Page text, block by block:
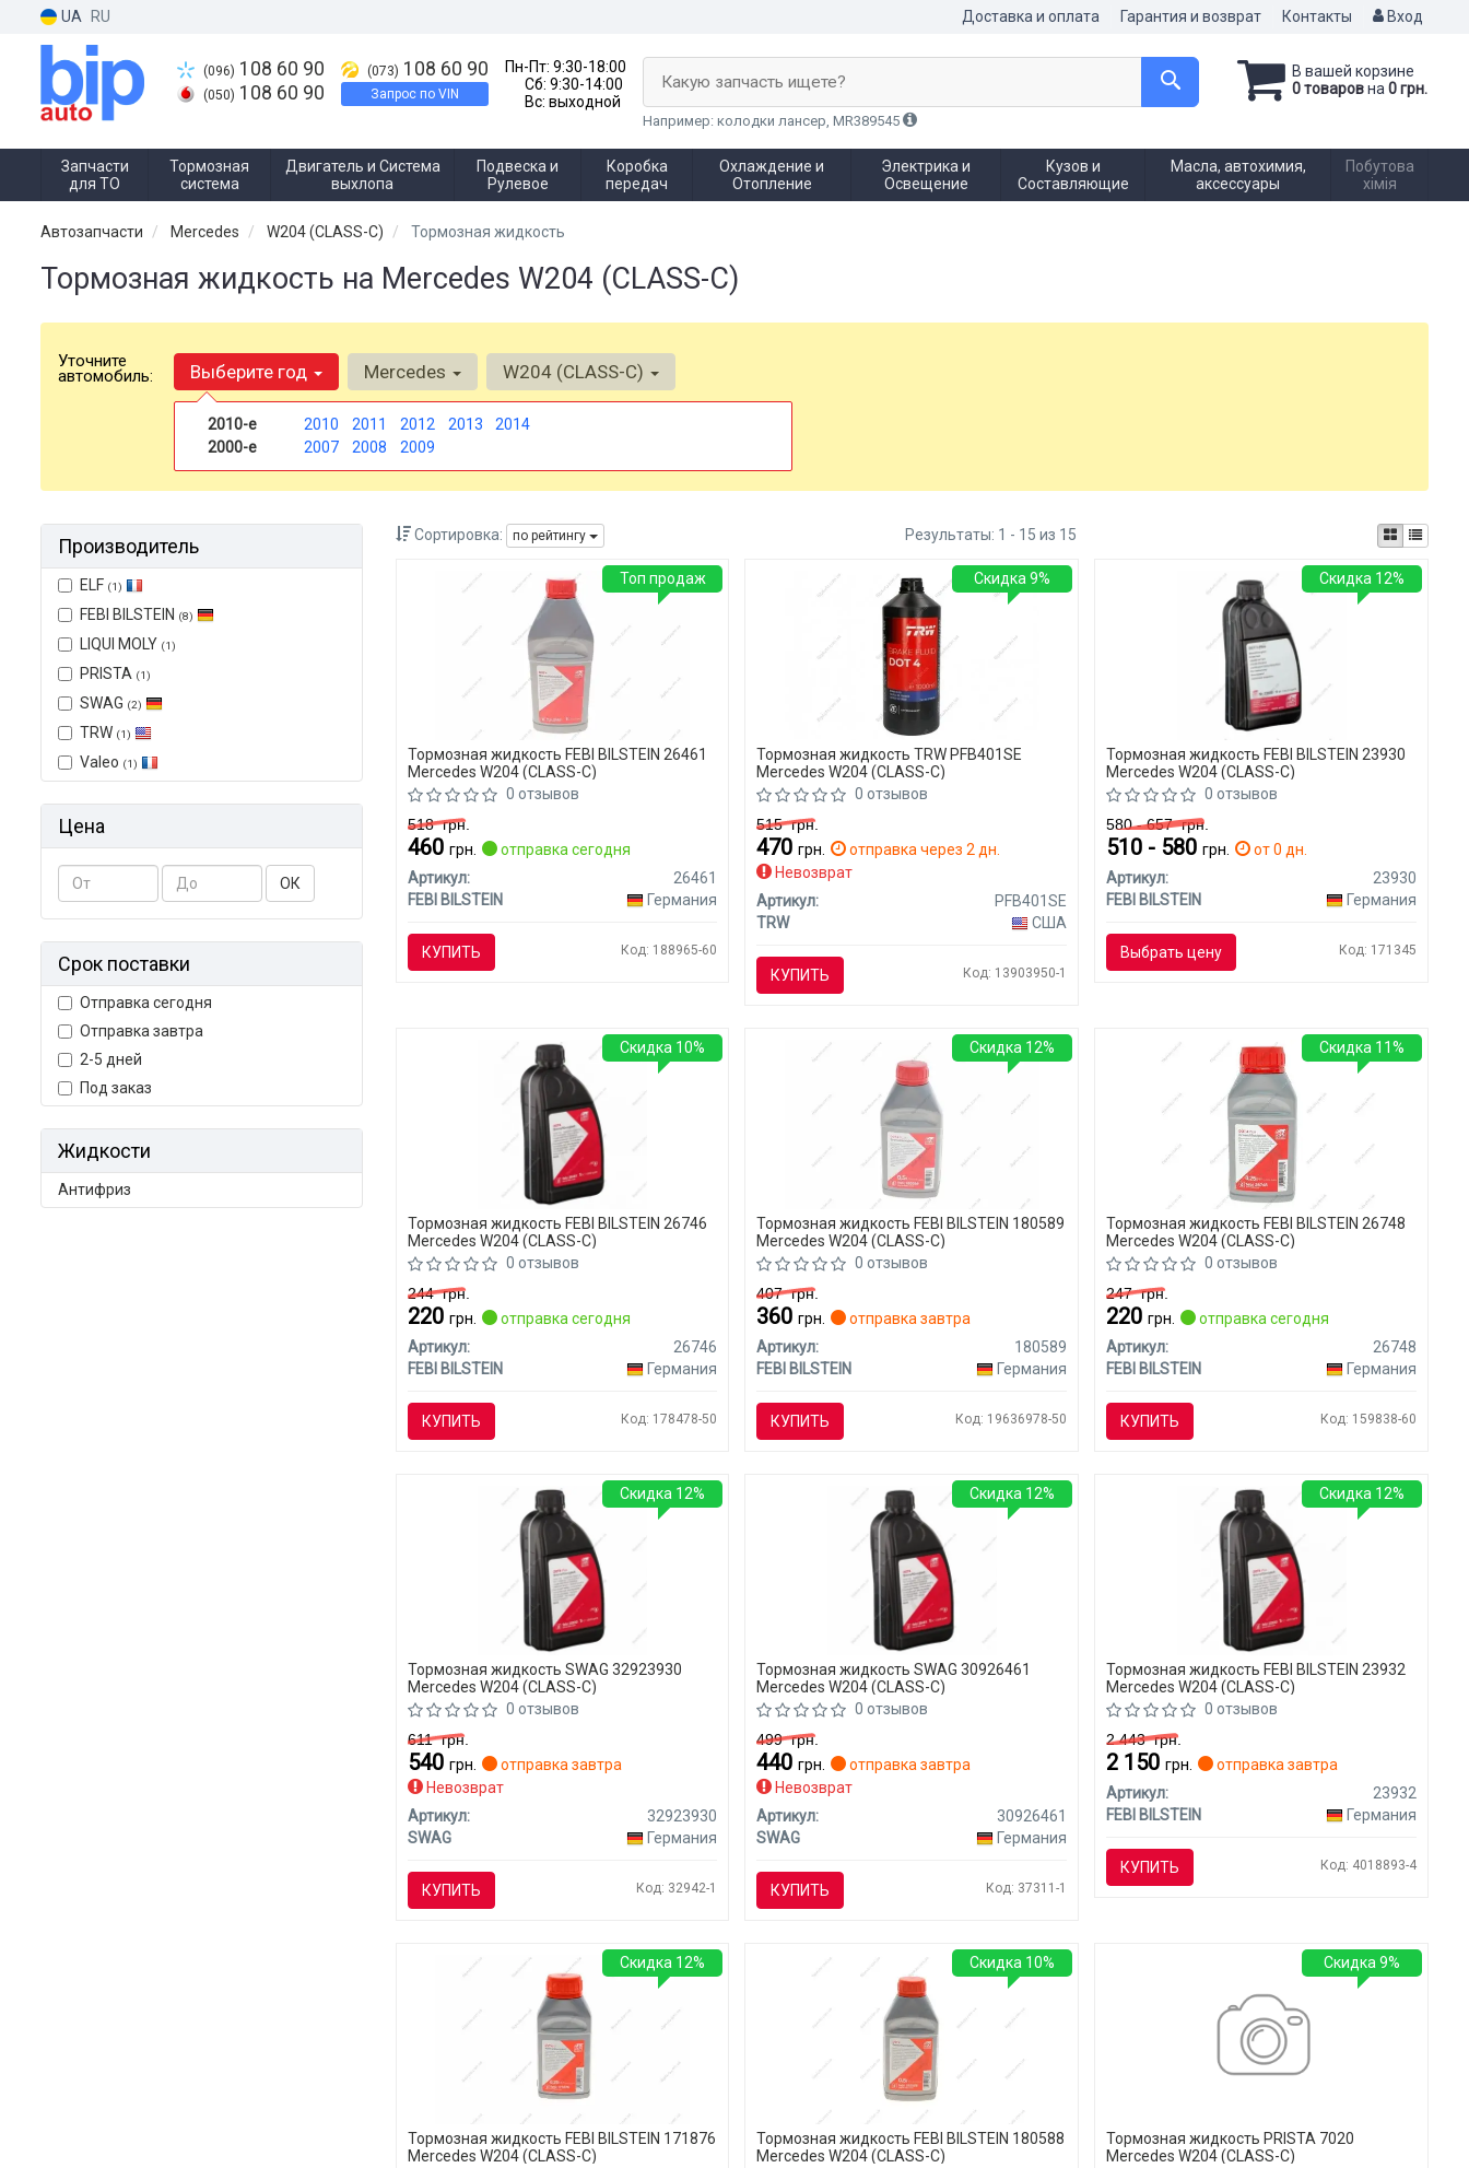
UA RU Доставка и оплата Гарантия и возврат Контакты Вход
(096) 108 60 90
(050) 108 60 90
(073) 108 60 90
Запрос по VIN
Пн-Пт: 9:30-18:00
Сб: 9:30-14:00
Вс: выходной
В вашей корзине
0 товаровна 0 грн.
Какую запчасть ищете?
Например: колодки лансер, MR389545
Запчасти
для ТО
Тормозная
система
Двигатель и Система
выхлопа
Подвеска и
Рулевое
Коробка
передач
Охлаждение и
Отопление
Электрика и
Освещение
Кузов и
Составляющие
Масла, автохимия,
аксессуары
Побутова
хімія
Автозапчасти Mercedes W204 (CLASS-C) Тормозная жидкость
Тормозная жидкость на Mercedes W204 (CLASS-C)
Уточните
автомобиль: Выберите год
2010-е 2010 2011 2012 2013
2014
2000-е
2007 2008 2009
Mercedes W204 (CLASS-C)
Производитель
ELF (1)
FEBI BILSTEIN (8)
LIQUI MOLY (1)
PRISTA (1)
SWAG (2)
TRW (1)
Valeo (1)
Цена
ОК
Срок поставки
Отправка сегодня
Отправка завтра
2-5 дней
Под заказ
Жидкости
Антифриз
Сортировка: по рейтингу Результаты: 1 - 15 из 15
Тормозная жидкость FEBI BILSTEIN 26461
Mercedes W204 (CLASS-C)
0 отзывов
518грн.
460 грн.
отправка сегодня
Артикул:
26461
FEBI BILSTEIN
Германия
КУПИТЬ Код: 188965-60
Топ продаж
Тормозная жидкость TRW PFB401SE
Mercedes W204 (CLASS-C)
0 отзывов
515грн.
470грн.
отправка через 2 дн.
Невозврат
Артикул:
PFB401SE
TRW
США
КУПИТЬ Код: 13903950-1
Скидка 9%
Тормозная жидкость FEBI BILSTEIN 23930
Mercedes W204 (CLASS-C)
0 отзывов
580 - 657грн.
510 - 580грн.
от 0 дн.
Артикул:
23930
FEBI BILSTEIN
Германия
Выбрать цену Код: 171345
Скидка 12%
Тормозная жидкость FEBI BILSTEIN 26746
Mercedes W204 (CLASS-C)
0 отзывов
244грн.
220 грн.
отправка сегодня
Артикул:
26746
FEBI BILSTEIN
Германия
КУПИТЬ Код: 178478-50
Скидка 10%
Тормозная жидкость FEBI BILSTEIN 180589
Mercedes W204 (CLASS-C)
0 отзывов
407грн.
360грн.
отправка завтра
Артикул:
180589
FEBI BILSTEIN
Германия
КУПИТЬ Код: 19636978-50
Скидка 12%
Тормозная жидкость FEBI BILSTEIN 26748
Mercedes W204 (CLASS-C)
0 отзывов
247грн.
220грн.
отправка сегодня
Артикул:
26748
FEBI BILSTEIN
Германия
КУПИТЬ Код: 159838-60
Скидка 11%
Тормозная жидкость SWAG 32923930
Mercedes W204 (CLASS-C)
0 отзывов
611грн.
540 грн.
отправка завтра
Невозврат
Артикул:
32923930
SWAG
Германия
КУПИТЬ Код: 32942-1
Скидка 12%
Тормозная жидкость SWAG 30926461
Mercedes W204 (CLASS-C)
0 отзывов
499грн.
440грн.
отправка завтра
Невозврат
Артикул:
30926461
SWAG
Германия
КУПИТЬ Код: 37311-1
Скидка 12%
Тормозная жидкость FEBI BILSTEIN 23932
Mercedes W204 (CLASS-C)
0 отзывов
2 443грн.
2 150грн.
отправка завтра
Артикул:
23932
FEBI BILSTEIN
Германия
КУПИТЬ Код: 4018893-4
Скидка 12%
Тормозная жидкость FEBI BILSTEIN 171876
Mercedes W204 (CLASS-C)
Скидка 12%
Тормозная жидкость FEBI BILSTEIN 180588
Mercedes W204 (CLASS-C)
Скидка 10%
Тормозная жидкость PRISTA 7020
Mercedes W204 (CLASS-C)
Скидка 9%